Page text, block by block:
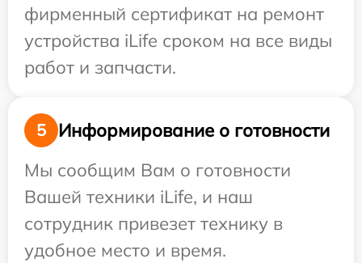
фирменный сертификат на ремонт
устройства iLife сроком на все виды
работ и запчасти.
5
Информирование о готовности
Мы сообщим Вам о готовности
Вашей техники iLife, и наш
сотрудник привезет технику в
удобное место и время.